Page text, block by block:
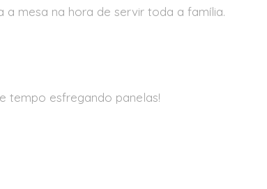
a mesa na hora de servir toda a família.
tempo esfregando panelas!